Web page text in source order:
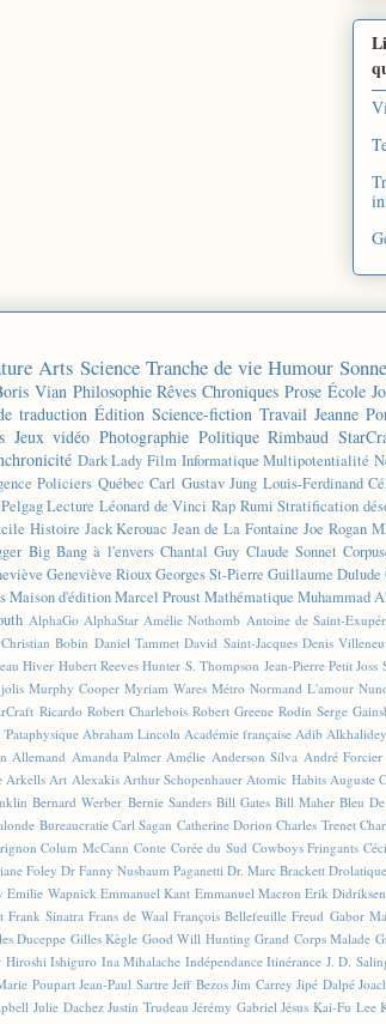
Arts Science Tranche de vie Humour
Vian Philosophie Rêves Chroniques Prose École
traduction Édition Science-fiction Travail Jeanne
Jeux vidéo Photographie Politique Rimbaud
Dark Lady Film Informatique Multipotentialité
Policiers Québec Carl Gustav Jung Louis-Ferdinand
Lecture Léonard de Vinci Rap Rumi Stratification
Histoire Jack Kerouac Jean de La Fontaine Joe Rogan
Big Bang à l'envers Chantal Guy Claude Sonnet
Geneviève RiouxGeorges St-Pierre Guillaume Dulude
Maison d'éditionMarcel Proust Mathématique Muhammad
AlphaGo AlphaStar Amélie Nothomb Antoine de Saint-
Christian Bobin Daniel Tammet David Saint-Jacques Denis
Hiver Hubert Reeves Hunter S. Thompson Jean-Pierre Petit Joss
Murphy Cooper Myriam Wares Métro Normand L'amour
Ricardo Robert Charlebois Robert Greene Rodin Serge
'Pataphysique Abraham Lincoln Académie française Adib Alkhalidey
Allemand Amanda Palmer Amélie Anderson Silva André Forcier
Arkells Art Alexakis Arthur Schopenhauer Atomic Habits Auguste
Bernard Werber Bernie Sanders Bill Gates Bill Maher Bleu
Bureaucratie Carl Sagan Catherine Dorion Charles Trenet
Colum McCann Conte Corée du Sud Cowboys Fringants
Foley Dr Fanny Nusbaum Paganetti Dr. Marc Brackett Drolatique
Emilie Wapnick Emmanuel Kant Emmanuel Macron Erik Didriksen
Frank Sinatra Frans de Waal François Bellefeuille Freud Gabor
Duceppe Gilles Kègle Good Will Hunting Grand Corps Malade
Hiroshi Ishiguro Ina Mihalache Indépendance Itinérance J. D.
Poupart Jean-Paul Sartre Jeff Bezos Jim Carrey Jipé Dalpé
Julie Dachez Justin Trudeau Jérémy Gabriel Jésus Kai-Fu Lee